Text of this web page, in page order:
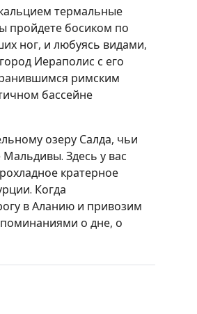
термальные
пройдете босиком по
ног, и любуясь видами,
Иераполис с его
римским
бассейне
озеру Салда, чьи
Здесь у вас
кратерное
Когда
в Аланию и привозим
о дне, о